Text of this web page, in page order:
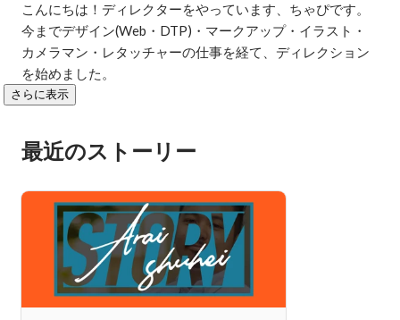
こんにちは！ディレクターをやっています、ちゃぴです。
今までデザイン(Web・DTP)・マークアップ・イラスト・
カメラマン・レタッチャーの仕事を経て、ディレクション
を始めました。
さらに表示
最近のストーリー